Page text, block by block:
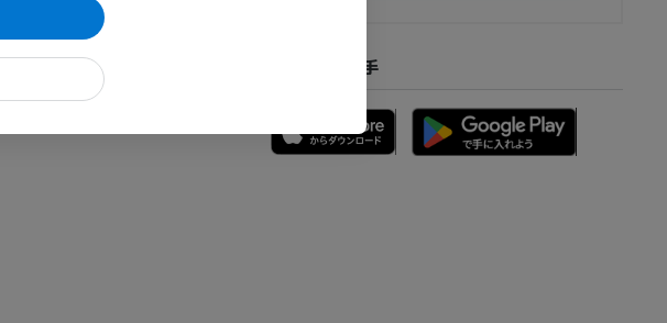
足関節・後足部MRI
MRI
プレミアム
前足MRI
アプリを入手